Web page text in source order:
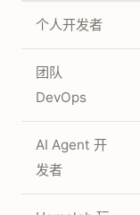
个人开发者
团队
DevOps
AI Agent 开
发者